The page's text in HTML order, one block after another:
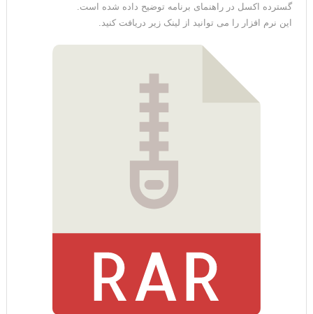
گسترده اکسل در راهنمای برنامه توضیح داده شده است.
این نرم افزار را می توانید از لینک زیر دریافت کنید.